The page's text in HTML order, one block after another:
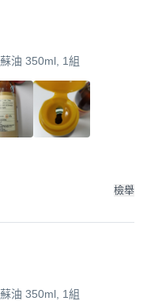
油 350ml, 1組
檢舉
油 350ml, 1組